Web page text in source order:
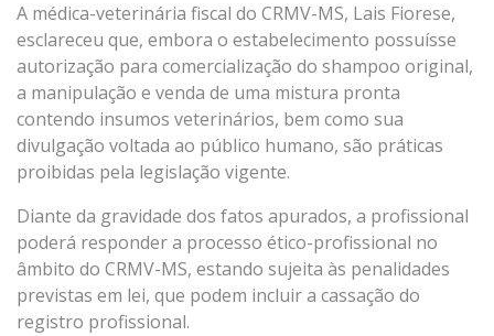
A médica-veterinária fiscal do CRMV-MS, Lais Fiorese,
esclareceu que, embora o estabelecimento possuísse
autorização para comercialização do shampoo original,
a manipulação e venda de uma mistura pronta
contendo insumos veterinários, bem como sua
divulgação voltada ao público humano, são práticas
proibidas pela legislação vigente.
Diante da gravidade dos fatos apurados, a profissional
poderá responder a processo ético-profissional no
âmbito do CRMV-MS, estando sujeita às penalidades
previstas em lei, que podem incluir a cassação do
registro profissional.